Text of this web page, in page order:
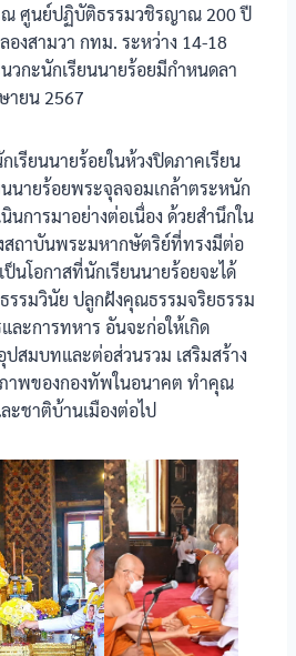
ศูนย์ปฏิบัติธรรมวชิรญาณ 200 ปี
องสามวา กทม. ระหว่าง 14-18
วกะนักเรียนนายร้อยมีกำหนดลา
ายน 2567
รียนนายร้อยในห้วงปิดภาคเรียน
นนายร้อยพระจุลจอมเกล้าตระหนัก
นการมาอย่างต่อเนื่อง ด้วยสำนึกใน
ถาบันพระมหากษัตริย์ที่ทรงมีต่อ
นโอกาสที่นักเรียนนายร้อยจะได้
รรมวินัย ปลูกฝังคุณธรรมจริยธรรม
ละการทหาร อันจะก่อให้เกิด
สมบทและต่อส่วนรวม เสริมสร้าง
าพของกองทัพในอนาคต ทำคุณ
ะชาติบ้านเมืองต่อไป